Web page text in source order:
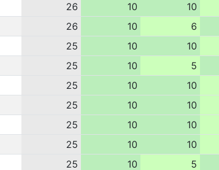
26 10 10
26 10 6
25 10 10
25 10 5
25 10 10
25 10 10
25 10 10
25 10 10
25 10 5